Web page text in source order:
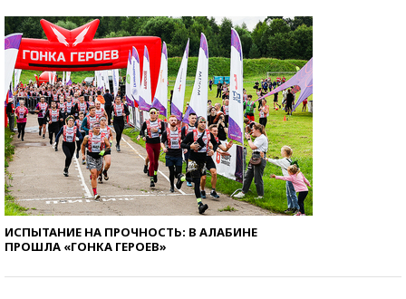
ИСПЫТАНИЕ НА ПРОЧНОСТЬ: В АЛАБИНЕ
ПРОШЛА «ГОНКА ГЕРОЕВ»